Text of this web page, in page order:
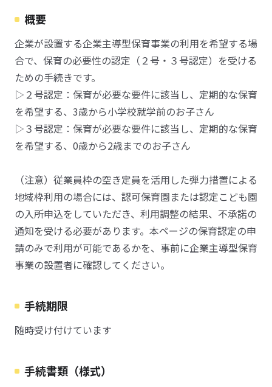
概要
企業が設置する企業主導型保育事業の利用を希望する場
合で、保育の必要性の認定（２号・３号認定）を受ける
ための手続きです。
▷２号認定：保育が必要な要件に該当し、定期的な保育
を希望する、3歳から小学校就学前のお子さん
▷３号認定：保育が必要な要件に該当し、定期的な保育
を希望する、0歳から2歳までのお子さん
（注意）従業員枠の空き定員を活用した弾力措置による
地域枠利用の場合には、認可保育園または認定こども園
の入所申込をしていただき、利用調整の結果、不承諾の
通知を受ける必要があります。本ページの保育認定の申
請のみで利用が可能であるかを、事前に企業主導型保育
事業の設置者に確認してください。
手続期限
随時受け付けています
手続書類（様式）